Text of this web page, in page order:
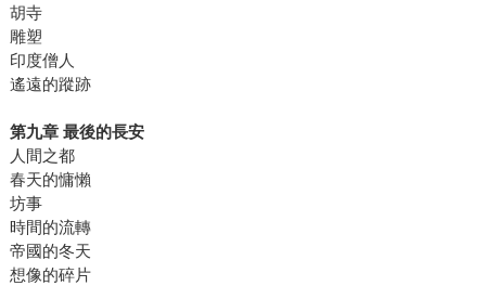
胡寺
雕塑
印度僧人
遙遠的蹤跡
第九章 最後的長安
人間之都
春天的慵懶
坊事
時間的流轉
帝國的冬天
想像的碎片